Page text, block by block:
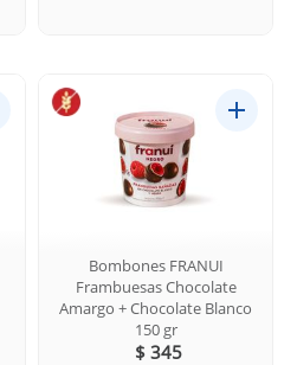
Bombones FRANUI
Frambuesas Chocolate
Amargo + Chocolate Blanco
150 gr
$ 345